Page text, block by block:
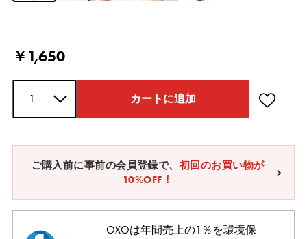
Current Price
￥1,650
カートに追加
ご購入前に事前の会員登録で、 初回のお買い物が
10%OFF！
OXOは年間売上の1％を環境保